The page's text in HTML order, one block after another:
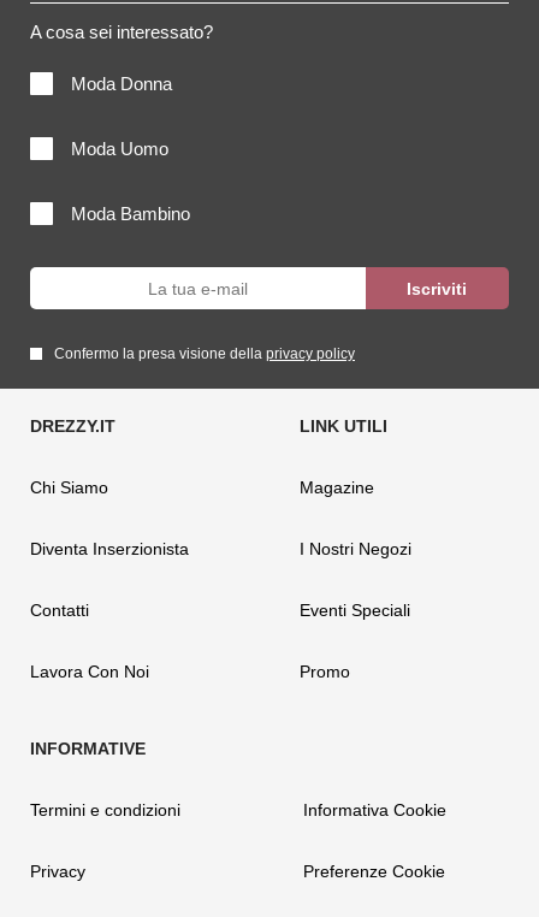
A cosa sei interessato?
Moda Donna
Moda Uomo
Moda Bambino
Confermo la presa visione della privacy policy
Chi Siamo
Diventa Inserzionista
Contatti
Lavora Con Noi
Magazine
I Nostri Negozi
Eventi Speciali
Promo
Termini e condizioni
Privacy
Informativa Cookie
Preferenze Cookie